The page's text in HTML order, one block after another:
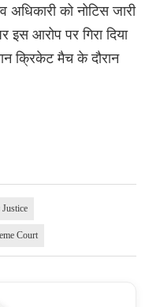
अधिकारी को नोटिस जारी
इस आरोप पर गिरा दिया
क्रिकेट मैच के दौरान
Court